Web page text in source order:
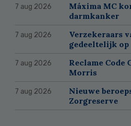
7 aug 2026
Máxima MC
darmkanker
7 aug 2026
Verzekeraars
gedeeltelijk op
7 aug 2026
Reclame
Morris
7 aug 2026
Nieuwe
Zorgreserve